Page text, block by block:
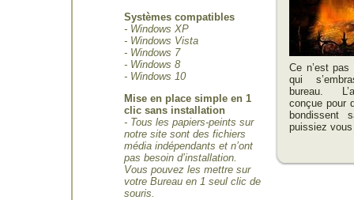
Systèmes compatibles
- Windows XP
- Windows Vista
- Windows 7
- Windows 8
- Windows 10
Mise en place simple en 1
clic sans installation
- Tous les papiers-peints sur
notre site sont des fichiers
média indépendants et n’ont
pas besoin d’installation.
Vous pouvez les mettre sur
votre Bureau en 1 seul clic de
souris.
Ce n’est
qui
bureau.
conçue pour
bondissent
puissiez vous